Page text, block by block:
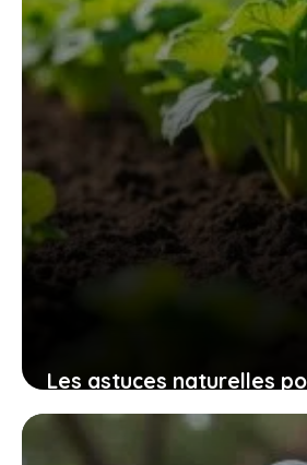
9 novembre 2025
Les astuces naturelles
les patates douces et
facilement chez soi des